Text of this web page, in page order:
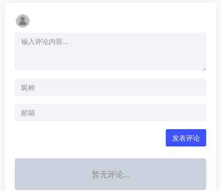
发表评论
暂无评论...